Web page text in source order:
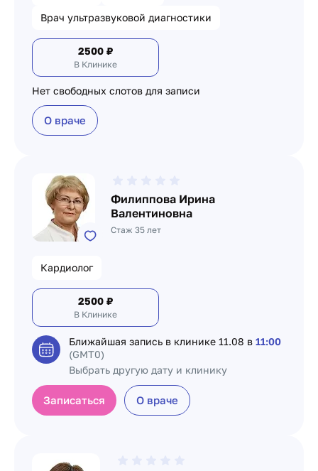
Врач ультразвуковой диагностики
2500 ₽
В Клинике
Нет свободных слотов для записи
О враче
Филиппова Ирина
Валентиновна
Стаж 35 лет
Кардиолог
2500 ₽
В Клинике
Ближайшая запись в клинике 11.08 в 11:00
(GMT0)
Выбрать другую дату и клинику
Записаться О враче